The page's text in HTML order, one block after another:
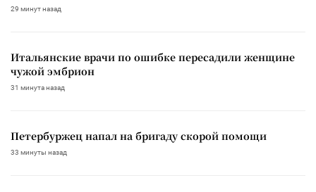
29 минут назад
Итальянские врачи по ошибке пересадили женщине
чужой эмбрион
31 минута назад
Петербуржец напал на бригаду скорой помощи
33 минуты назад